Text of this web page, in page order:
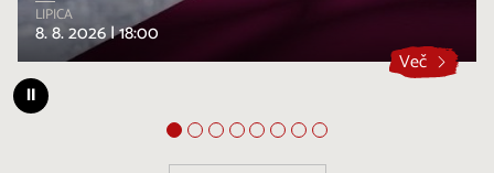
LIPICA
8. 8. 2026 |18:00
Več
⏸